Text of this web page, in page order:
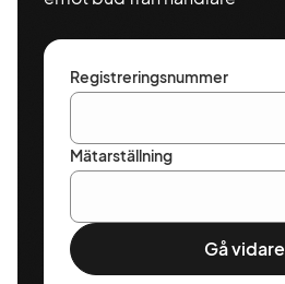
Registreringsnummer
Mätarställning
Gå vidare